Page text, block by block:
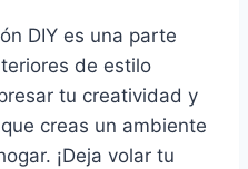
DIY es una parte
de estilo
tu creatividad y
creas un ambiente
¡Deja volar tu